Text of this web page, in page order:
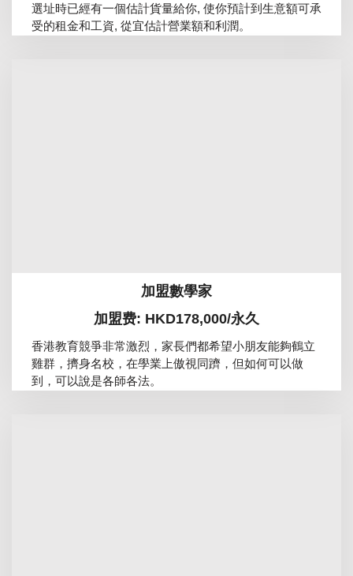
選址時已經有一個估計貨量給你, 使你預計到生意額可承
受的租金和工資, 從宜估計營業額和利潤。
加盟數學家
加盟费: HKD178,000/永久
香港教育競爭非常激烈，家長們都希望小朋友能夠鶴立
雞群，擠身名校，在學業上傲視同躋，但如何可以做
到，可以說是各師各法。